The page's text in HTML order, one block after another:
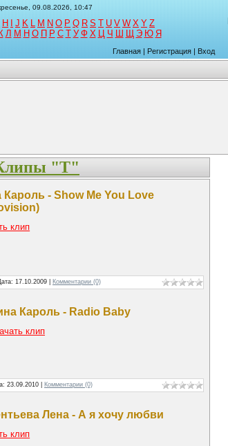
09.08.2026, 10:47
H J K L M N O P Q R S T U V W X Y Z
К Л М Н О П Р С Т У Ф Х Ц Ч Ш Щ Э Ю Я
Главная | Регистрация | Вход
"Т"
Кароль - Show Me You Love
клип
17.10.2009 Комментарии (0)
Кароль - Radio Baby
клип
23.09.2010 Комментарии (0)
Лена - А я хочу любви
клип